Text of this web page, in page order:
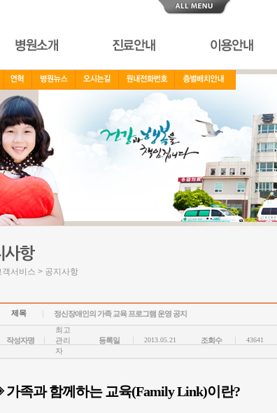
객서비스 > 공지사항
제목 정신장애인의 가족 교육 프로그램 운영 공지
작성자명
최고
관리
자
등록일 2013.05.21 조회수 43641
족과 함께하는 교육(Family Link)이란?